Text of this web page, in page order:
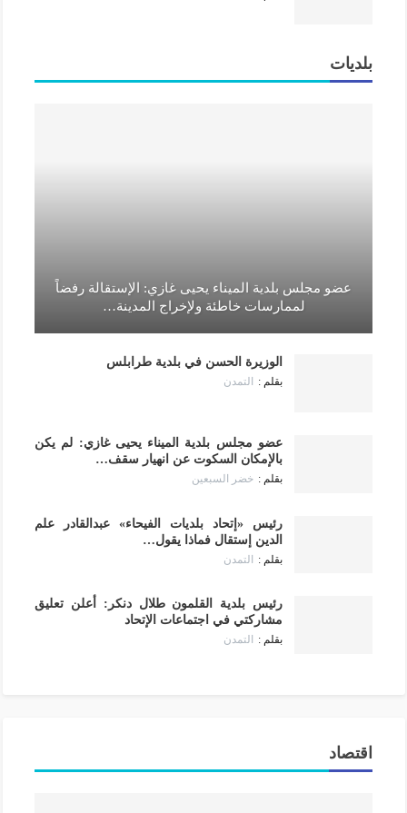
بلديات
عضو مجلس بلدية الميناء يحيى غازي: الإستقالة رفضاً
لممارسات خاطئة ولإخراج المدينة…
الوزيرة الحسن في بلدية طرابلس
التمدن
عضو مجلس بلدية الميناء يحيى غازي: لم يكن
بالإمكان السكوت عن انهيار سقف…
خضر السبعين
رئيس «إتحاد بلديات الفيحاء» عبدالقادر علم
الدين إستقال فماذا يقول…
التمدن
رئيس بلدية القلمون طلال دنكر: أعلن تعليق
مشاركتي في اجتماعات الإتحاد
التمدن
اقتصاد